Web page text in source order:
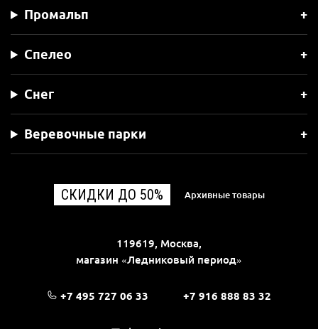
Промальп
Спелео
Снег
Веревочные парки
СКИДКИ ДО 50% Архивные товары
119619, Москва,
магазин «Ледниковый период»
+7 495 727 06 33 +7 916 888 83 32